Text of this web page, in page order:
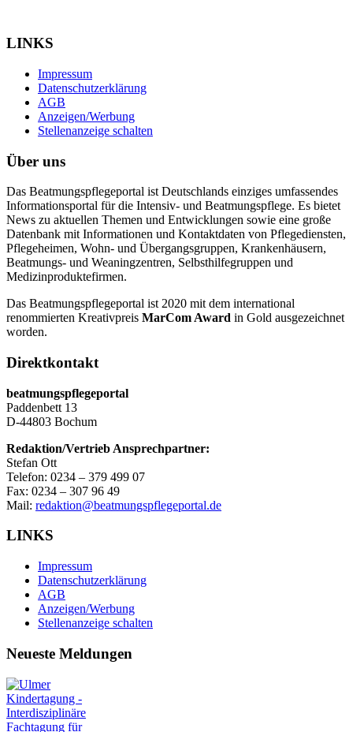
LINKS
Impressum
Datenschutzerklärung
AGB
Anzeigen/Werbung
Stellenanzeige schalten
Über uns
Das Beatmungspflegeportal ist Deutschlands einziges umfassendes
Informationsportal für die Intensiv- und Beatmungspflege. Es bietet
News zu aktuellen Themen und Entwicklungen sowie eine große
Datenbank mit Informationen und Kontaktdaten von Pflegediensten,
Pflegeheimen, Wohn- und Übergangsgruppen, Krankenhäusern,
Beatmungs- und Weaningzentren, Selbsthilfegruppen und
Medizinproduktefirmen.
Das Beatmungspflegeportal ist 2020 mit dem international
renommierten Kreativpreis MarCom Award in Gold ausgezeichnet
worden.
Direktkontakt
beatmungspflegeportal
Paddenbett 13
D-44803 Bochum
Redaktion/Vertrieb Ansprechpartner:
Stefan Ott
Telefon: 0234 – 379 499 07
Fax: 0234 – 307 96 49
Mail: redaktion@beatmungspflegeportal.de
LINKS
Impressum
Datenschutzerklärung
AGB
Anzeigen/Werbung
Stellenanzeige schalten
Neueste Meldungen